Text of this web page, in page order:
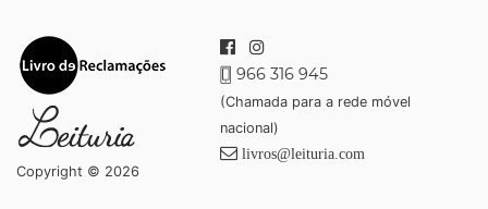
Copyright © 2026
966 316 945
(Chamada para a rede móvel
nacional)
livros@leituria.com